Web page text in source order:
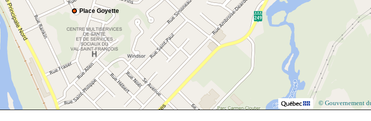
Place Goyette
© Gouvernement